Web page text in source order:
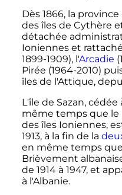
Dès 1866, la
des îles de Cythère
détachée
Ioniennes et
1899-1909), l'Arcadie
Pirée (1964-2010)
îles de l'Attique,
L'île de Sazan, cédée
même temps que le
des îles Ioniennes,
1913, à la fin de la
en même temps
Brièvement
de 1914 à 1947, et
à l'Albanie.